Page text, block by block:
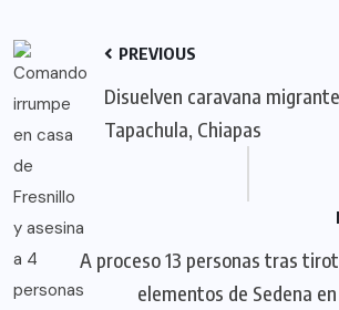
PREVIOUS
Disuelven caravana
Tapachula, Chiapas
A proceso 13 personas tras
elementos de Sedena